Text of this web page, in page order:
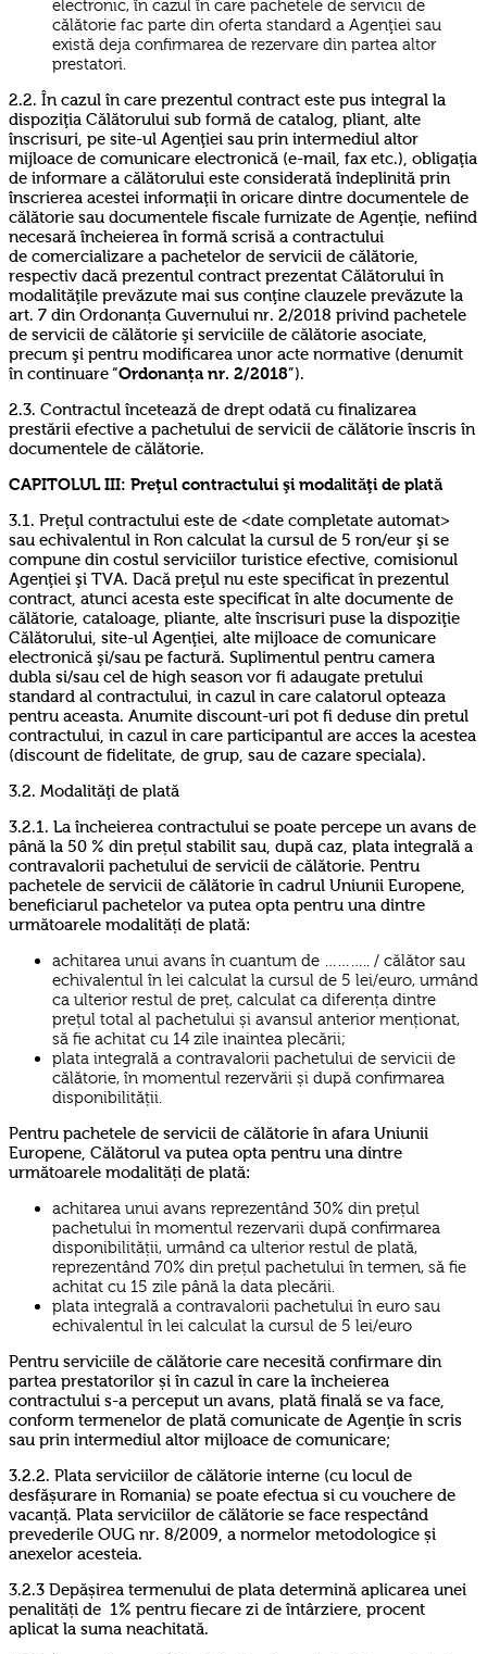
electronic, în cazul în care pachetele de servicii de
călătorie fac parte din oferta standard a Agenţiei sau
există deja confirmarea de rezervare din partea altor
prestatori.
2.2. În cazul în care prezentul contract este pus integral la
dispoziţia Călătorului sub formă de catalog, pliant, alte
înscrisuri, pe site-ul Agenţiei sau prin intermediul altor
mijloace de comunicare electronică (e-mail, fax etc.), obligaţia
de informare a călătorului este considerată îndeplinită prin
înscrierea acestei informaţii în oricare dintre documentele de
călătorie sau documentele fiscale furnizate de Agenţie, nefiind
necesară încheierea în formă scrisă a contractului
de comercializare a pachetelor de servicii de călătorie,
respectiv dacă prezentul contract prezentat Călătorului în
modalităţile prevăzute mai sus conţine clauzele prevăzute la
art. 7 din Ordonanța Guvernului nr. 2/2018 privind pachetele
de servicii de călătorie şi serviciile de călătorie asociate,
precum şi pentru modificarea unor acte normative (denumit
în continuare “Ordonanța nr. 2/2018”).
2.3. Contractul încetează de drept odată cu finalizarea
prestării efective a pachetului de servicii de călătorie înscris în
documentele de călătorie.
CAPITOLUL III: Preţul contractului şi modalităţi de plată
3.1. Preţul contractului este de <date completate automat>
sau echivalentul in Ron calculat la cursul de 5 ron/eur şi se
compune din costul serviciilor turistice efective, comisionul
Agenţiei şi TVA. Dacă preţul nu este specificat în prezentul
contract, atunci acesta este specificat în alte documente de
călătorie, cataloage, pliante, alte înscrisuri puse la dispoziţie
Călătorului, site-ul Agenţiei, alte mijloace de comunicare
electronică şi/sau pe factură. Suplimentul pentru camera
dubla si/sau cel de high season vor fi adaugate pretului
standard al contractului, in cazul in care calatorul opteaza
pentru aceasta. Anumite discount-uri pot fi deduse din pretul
contractului, in cazul in care participantul are acces la acestea
(discount de fidelitate, de grup, sau de cazare speciala).
3.2. Modalităţi de plată
3.2.1. La încheierea contractului se poate percepe un avans de
până la 50 % din prețul stabilit sau, după caz, plata integrală a
contravalorii pachetului de servicii de călătorie. Pentru
pachetele de servicii de călătorie în cadrul Uniunii Europene,
beneficiarul pachetelor va putea opta pentru una dintre
următoarele modalități de plată:
achitarea unui avans în cuantum de ……….. / călător sau
echivalentul în lei calculat la cursul de 5 lei/euro, urmând
ca ulterior restul de preț, calculat ca diferența dintre
prețul total al pachetului și avansul anterior menționat,
să fie achitat cu 14 zile inaintea plecării;
plata integrală a contravalorii pachetului de servicii de
călătorie, în momentul rezervării și după confirmarea
disponibilității.
Pentru pachetele de servicii de călătorie în afara Uniunii
Europene, Călătorul va putea opta pentru una dintre
următoarele modalități de plată:
achitarea unui avans reprezentând 30% din prețul
pachetului în momentul rezervarii după confirmarea
disponibilității, urmând ca ulterior restul de plată,
reprezentând 70% din prețul pachetului în termen, să fie
achitat cu 15 zile până la data plecării.
plata integrală a contravalorii pachetului în euro sau
echivalentul în lei calculat la cursul de 5 lei/euro
Pentru serviciile de călătorie care necesită confirmare din
partea prestatorilor și în cazul în care la încheierea
contractului s-a perceput un avans, plată finală se va face,
conform termenelor de plată comunicate de Agenţie în scris
sau prin intermediul altor mijloace de comunicare;
3.2.2. Plata serviciilor de călătorie interne (cu locul de
desfășurare in Romania) se poate efectua si cu vouchere de
vacanță. Plata serviciilor de călătorie se face respectând
prevederile OUG nr. 8/2009, a normelor metodologice și
anexelor acesteia.
3.2.3 Depășirea termenului de plata determină aplicarea unei
penalități de 1% pentru fiecare zi de întârziere, procent
aplicat la suma neachitată.